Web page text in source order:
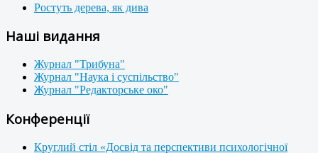
Ростуть дерева, як дива
Наші видання
Журнал "Трибуна"
Журнал "Наука і суспільство"
Журнал "Редакторське око"
Конференції
Круглий стіл «Досвід та перспективи психологічної